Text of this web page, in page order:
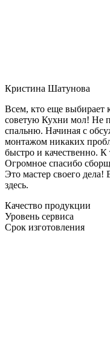
Кристина Шатунова
Всем, кто еще выбирает
советую Кухни мол! Не
спальню. Начиная с
монтажом никаких
быстро и качественно.
Огромное спасибо
Это мастер своего дела!
здесь.
Качество продукции
Уровень сервиса
Срок изготовления